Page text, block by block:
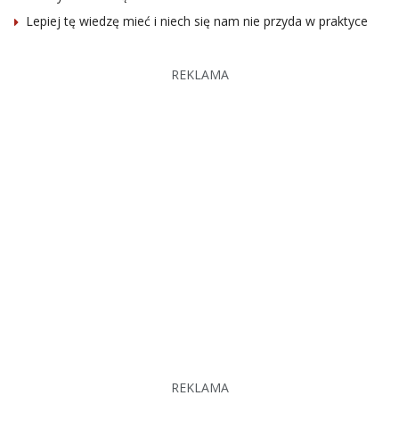
Lepiej tę wiedzę mieć i niech się nam nie przyda w praktyce
REKLAMA
REKLAMA